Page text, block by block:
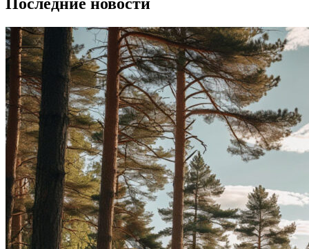
Последние новости